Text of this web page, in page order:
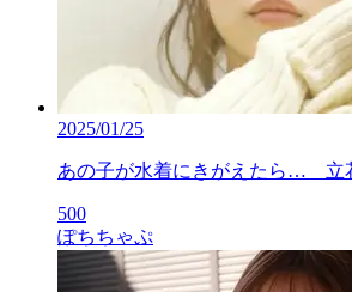
2025/01/25
あの子が水着にきがえたら… 立
500
ぽちちゃぷ